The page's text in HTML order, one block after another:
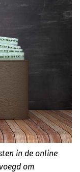
in de online
om